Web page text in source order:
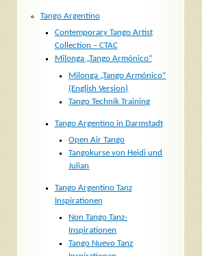
Tango Argentino
Contemporary Tango Artist
Collection – CTAC
Milonga „Tango Armónico“
Milonga „Tango Armónico“
(English Version)
Tango Technik Training
Tango Argentino in Darmstadt
Open Air Tango
Tangokurse von Heidi und
Julian
Tango Argentino Tanz
Inspirationen
Non Tango Tanz-
Inspirationen
Tango Nuevo Tanz